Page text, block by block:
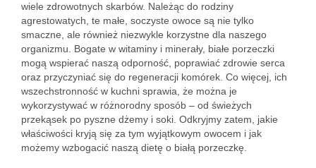
wiele zdrowotnych skarbów. Należąc do rodziny
agrestowatych, te małe, soczyste owoce są nie tylko
smaczne, ale również niezwykle korzystne dla naszego
organizmu. Bogate w witaminy i minerały, białe porzeczki
mogą wspierać naszą odporność, poprawiać zdrowie serca
oraz przyczyniać się do regeneracji komórek. Co więcej, ich
wszechstronność w kuchni sprawia, że można je
wykorzystywać w różnorodny sposób – od świeżych
przekąsek po pyszne dżemy i soki. Odkryjmy zatem, jakie
właściwości kryją się za tym wyjątkowym owocem i jak
możemy wzbogacić naszą dietę o białą porzeczkę.